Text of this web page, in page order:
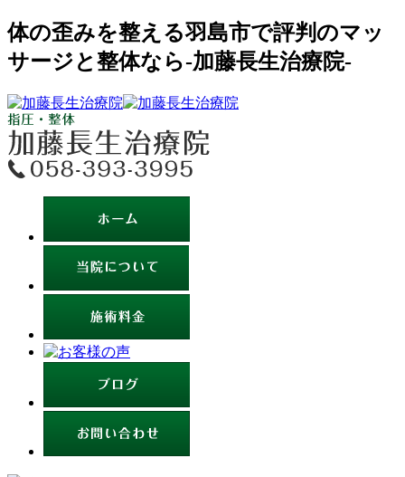
体の歪みを整える羽島市で評判のマッ
サージと整体なら-加藤長生治療院-